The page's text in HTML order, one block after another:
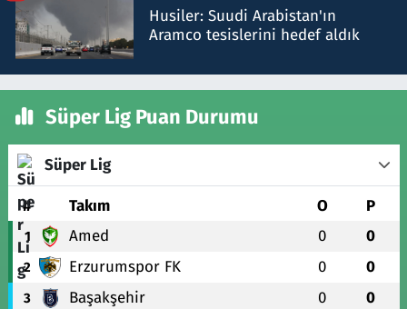
Husiler: Suudi Arabistan'ın
Aramco tesislerini hedef aldık
Süper Lig Puan Durumu
Süper Lig
# Takım O P
1 Amed 0 0
2 Erzurumspor FK 0 0
3 Başakşehir 0 0